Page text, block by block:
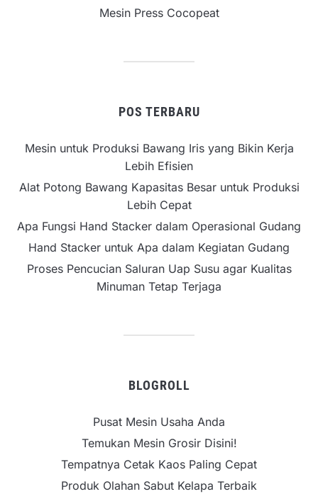
Mesin Press Cocopeat
POS TERBARU
Mesin untuk Produksi Bawang Iris yang Bikin Kerja
Lebih Efisien
Alat Potong Bawang Kapasitas Besar untuk Produksi
Lebih Cepat
Apa Fungsi Hand Stacker dalam Operasional Gudang
Hand Stacker untuk Apa dalam Kegiatan Gudang
Proses Pencucian Saluran Uap Susu agar Kualitas
Minuman Tetap Terjaga
BLOGROLL
Pusat Mesin Usaha Anda
Temukan Mesin Grosir Disini!
Tempatnya Cetak Kaos Paling Cepat
Produk Olahan Sabut Kelapa Terbaik